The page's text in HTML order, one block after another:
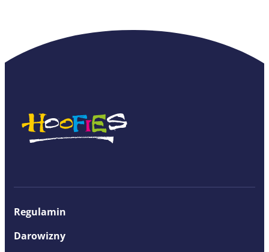
Regulamin
Darowizny